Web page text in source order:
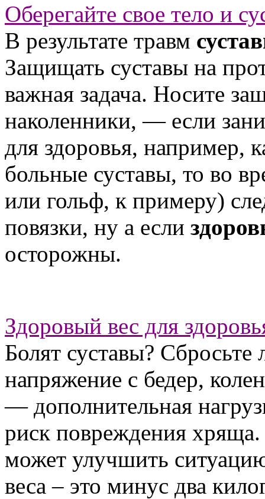
Оберегайте свое тело и
В результате травм
Защищать суставы на
важная задача. Носите
наколенники, — если
для здоровья, например,
больные суставы, то во
или гольф, к примеру)
повязки, ну а если
осторожны.
Здоровый вес для
Болят суставы?
напряжение с бедер,
— дополнительная
риск повреждения
может улучшить
веса – это минус два